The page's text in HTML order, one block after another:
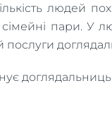
людей
пари. У
доглядальниць